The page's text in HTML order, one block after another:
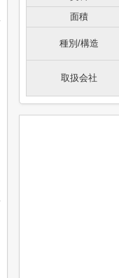
面積
種別/構造
取扱会社